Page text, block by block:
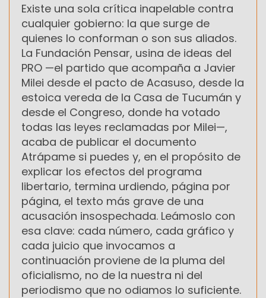
Existe una sola crítica inapelable contra
cualquier gobierno: la que surge de
quienes lo conforman o son sus aliados.
La Fundación Pensar, usina de ideas del
PRO —el partido que acompaña a Javier
Milei desde el pacto de Acasuso, desde la
estoica vereda de la Casa de Tucumán y
desde el Congreso, donde ha votado
todas las leyes reclamadas por Milei—,
acaba de publicar el documento
Atrápame si puedes y, en el propósito de
explicar los efectos del programa
libertario, termina urdiendo, página por
página, el texto más grave de una
acusación insospechada. Leámoslo con
esa clave: cada número, cada gráfico y
cada juicio que invocamos a
continuación proviene de la pluma del
oficialismo, no de la nuestra ni del
periodismo que no odiamos lo suficiente.